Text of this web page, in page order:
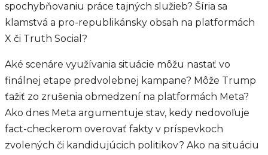
spochybňovaniu práce tajných služieb? Šíria sa
klamstvá a pro-republikánsky obsah na platformách
X či Truth Social?
Aké scenáre využívania situácie môžu nastať vo
finálnej etape predvolebnej kampane? Môže Trump
ťažiť zo zrušenia obmedzení na platformách Meta?
Ako dnes Meta argumentuje stav, kedy nedovoľuje
fact-checkerom overovať fakty v príspevkoch
zvolených či kandidujúcich politikov? Ako na situáciu